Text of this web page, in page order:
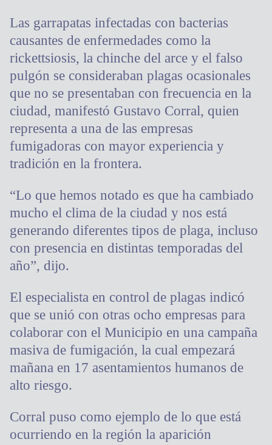
Las garrapatas infectadas con bacterias
causantes de enfermedades como la
rickettsiosis, la chinche del arce y el falso
pulgón se consideraban plagas ocasionales
que no se presentaban con frecuencia en la
ciudad, manifestó Gustavo Corral, quien
representa a una de las empresas
fumigadoras con mayor experiencia y
tradición en la frontera.
“Lo que hemos notado es que ha cambiado
mucho el clima de la ciudad y nos está
generando diferentes tipos de plaga, incluso
con presencia en distintas temporadas del
año”, dijo.
El especialista en control de plagas indicó
que se unió con otras ocho empresas para
colaborar con el Municipio en una campaña
masiva de fumigación, la cual empezará
mañana en 17 asentamientos humanos de
alto riesgo.
Corral puso como ejemplo de lo que está
ocurriendo en la región la aparición